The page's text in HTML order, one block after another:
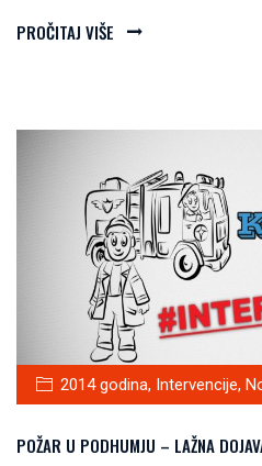
PROČITAJ VIŠE
2014 godina, Intervencije,
POŽAR U PODHUMJU – LAŽNA